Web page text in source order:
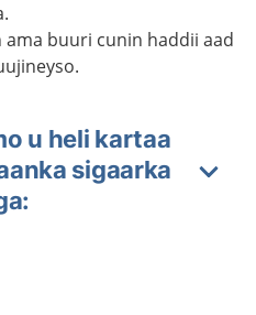
ama buuri cunin haddii aad
u heli kartaa
sigaarka